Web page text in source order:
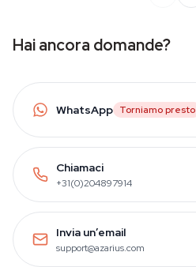
Hai ancora domande?
WhatsApp Torniamo presto
Chiamaci
+31(0)204897914
Invia un’email
support@azarius.com